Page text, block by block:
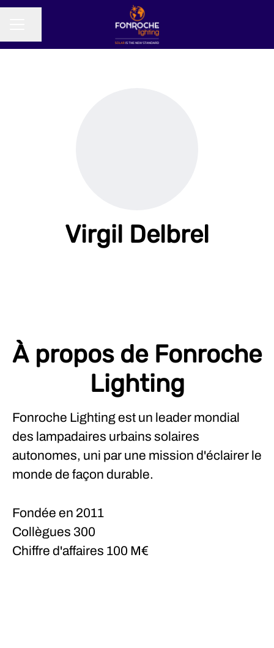
Virgil Delbrel
À propos de Fonroche
Lighting
Fonroche Lighting est un leader mondial
des lampadaires urbains solaires
autonomes, uni par une mission d'éclairer le
monde de façon durable.
Fondée en 2011
Collègues 300
Chiffre d'affaires 100 M€